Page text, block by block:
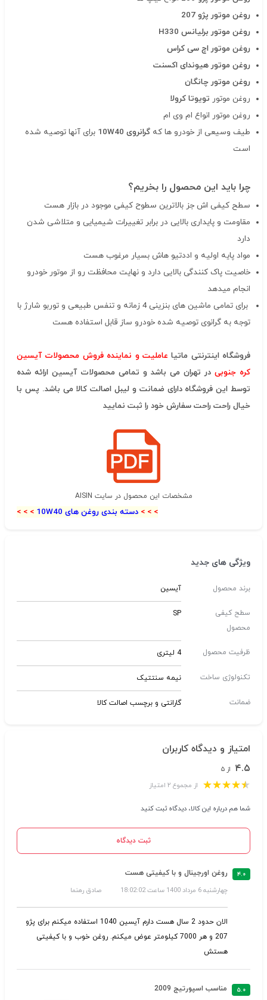
روغن موتور پژو 207
روغن موتور برلیانس H330
روغن موتور اچ سی کراس
روغن موتور هیوندای اکسنت
روغن موتور چانگان
روغن موتور تویوتا کرولا
روغن موتور انواع ام وی ام
طیف وسیعی از خودرو ها که گرانروی 10W40
برای آنها توصیه شده
است
چرا باید این محصول را بخریم؟
سطح کیفی اش جز بالاترین سطوح کیفی موجود در بازار هست
مقاومت و پایداری بالایی در برابر تغییرات شیمیایی و متلاشی شدن
دارد
مواد پایه اولیه و اددتیو هاش بسیار مرغوب هست
خاصیت پاک کنندگی بالایی دارد و نهایت محافظت رو از موتور خودرو
انجام میدهد
برای تمامی ماشین های بنزینی 4 زمانه و تنفس طبیعی و توربو شارژ با
توجه به گرانوی توصیه شده خودرو ساز قابل استفاده هست
فروشگاه اینترنتی ماتیا عاملیت و نماینده فروش محصولات آیسین
کره جنوبی در تهران می باشد و تمامی محصولات آیسین ارائه شده
توسط این فروشگاه دارای ضمانت و لیبل اصالت کالا می باشد. پس با
خیال راحت راحت سفارش خود را ثبت نمایید
مشخصات این محصول در سایت AISIN
> > > دسته بندی روغن های 10W40 > > >
ویژگی های جدید
برند محصول آیسین
سطح کیفی
محصول
SP
ظرفیت محصول 4 لیتری
تکنولوژی ساخت نیمه سنتتیک
ضمانت گارانتی و برچسب اصالت کالا
امتیاز و دیدگاه کاربران
۴.۵ از ۵
از مجموع ۲ امتیاز
شما هم درباره این کالا، دیدگاه ثبت کنید
ثبت دیدگاه
۴.۰
روغن اورجینال و با کیفیتی هست
چهار‌شنبه 6 مرداد 1400 ساعت 18:02:02
صادق رهنما
الان حدود 2 سال هست دارم آیسین 1040 استفاده میکنم برای پژو
207 و هر 7000 کیلومتر عوض میکنم. روغن خوب و با کیفیتی
هستش
۵.۰
مناسب اسپورتیج 2009